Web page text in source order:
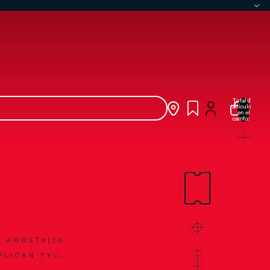
Total de
artículos
en el
carrito: 0